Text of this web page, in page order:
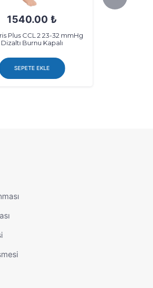
1540.00 ₺
Plus CCL 2 23-32 mmHg
Dizaltı Burnu Kapalı
SEPETE EKLE